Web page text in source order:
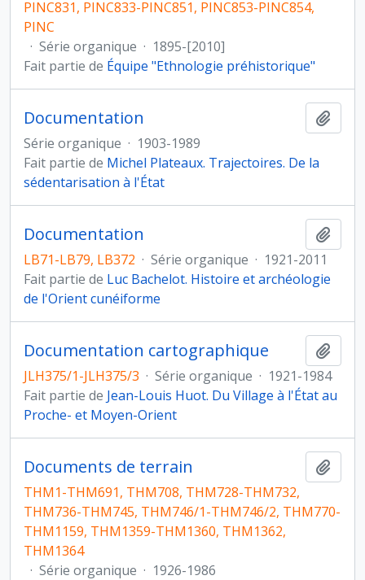
PINC831, PINC833-PINC851, PINC853-PINC854,
PINC
· Série organique · 1895-[2010]
Fait partie de Équipe "Ethnologie préhistorique"
Documentation
Série organique · 1903-1989
Fait partie de Michel Plateaux. Trajectoires. De la
sédentarisation à l'État
Documentation
LB71-LB79, LB372 · Série organique · 1921-2011
Fait partie de Luc Bachelot. Histoire et archéologie
de l'Orient cunéiforme
Documentation cartographique
JLH375/1-JLH375/3 · Série organique · 1921-1984
Fait partie de Jean-Louis Huot. Du Village à l'État au
Proche- et Moyen-Orient
Documents de terrain
THM1-THM691, THM708, THM728-THM732,
THM736-THM745, THM746/1-THM746/2, THM770-
THM1159, THM1359-THM1360, THM1362,
THM1364
· Série organique · 1926-1986